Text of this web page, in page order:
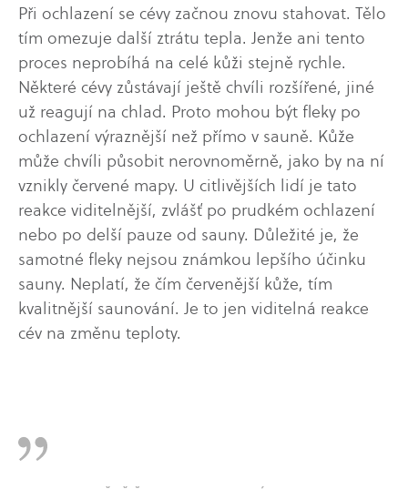
Při ochlazení se cévy začnou znovu stahovat. Tělo
tím omezuje další ztrátu tepla. Jenže ani tento
proces neprobíhá na celé kůži stejně rychle.
Některé cévy zůstávají ještě chvíli rozšířené, jiné
už reagují na chlad. Proto mohou být fleky po
ochlazení výraznější než přímo v sauně. Kůže
může chvíli působit nerovnoměrně, jako by na ní
vznikly červené mapy. U citlivějších lidí je tato
reakce viditelnější, zvlášť po prudkém ochlazení
nebo po delší pauze od sauny. Důležité je, že
samotné fleky nejsou známkou lepšího účinku
sauny. Neplatí, že čím červenější kůže, tím
kvalitnější saunování. Je to jen viditelná reakce
cév na změnu teploty.